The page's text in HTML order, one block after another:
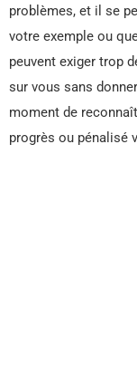
problèmes, et il se
votre exemple ou
peuvent exiger trop
sur vous sans
moment de
progrès ou pénalisé